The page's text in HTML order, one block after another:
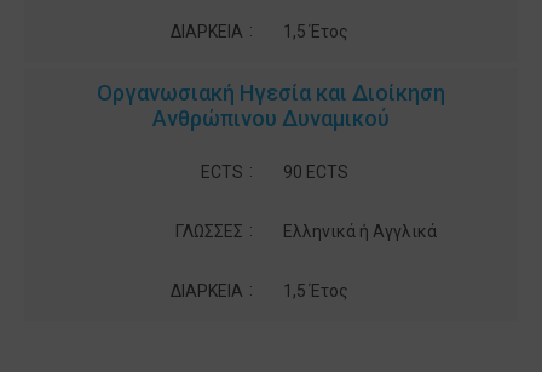
ΔΙΑΡΚΕΙΑ : 1,5 Έτος
Οργανωσιακή Ηγεσία και Διοίκηση
Ανθρώπινου Δυναμικού
ECTS : 90 ECTS
ΓΛΩΣΣΕΣ : Ελληνικά ή Αγγλικά
ΔΙΑΡΚΕΙΑ : 1,5 Έτος